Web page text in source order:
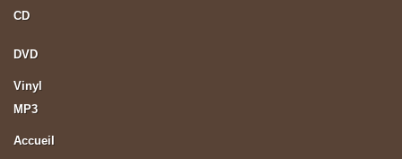
CD
DVD
Vinyl
MP3
Accueil